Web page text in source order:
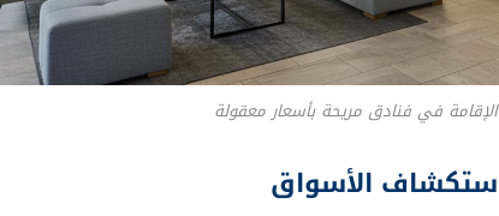
الإقامة في فنادق مريحة بأسعار معقولة